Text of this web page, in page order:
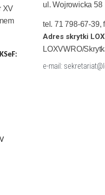
XV
ul. Wojrowicka 58
tel. 71 798-67-39,
Adres skrytki
LOXVWRO/
e-mail: